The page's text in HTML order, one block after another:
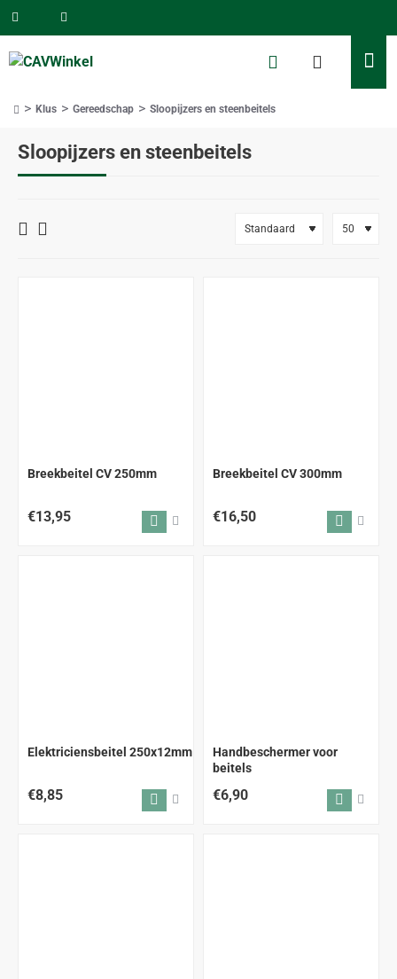
Sloopijzers en steenbeitels
Klus Gereedschap Sloopijzers en steenbeitels
Breekbeitel CV 250mm
€13,95
Breekbeitel CV 300mm
€16,50
Elektriciensbeitel 250x12mm
€8,85
Handbeschermer voor
beitels
€6,90